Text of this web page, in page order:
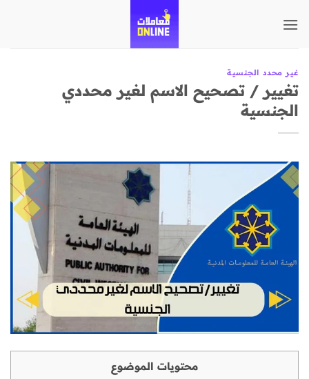
للمحتوى
غير محدد الجنسية
تغيير / تصحيح الاسم لغير محددي
الجنسية
محتويات الموضوع